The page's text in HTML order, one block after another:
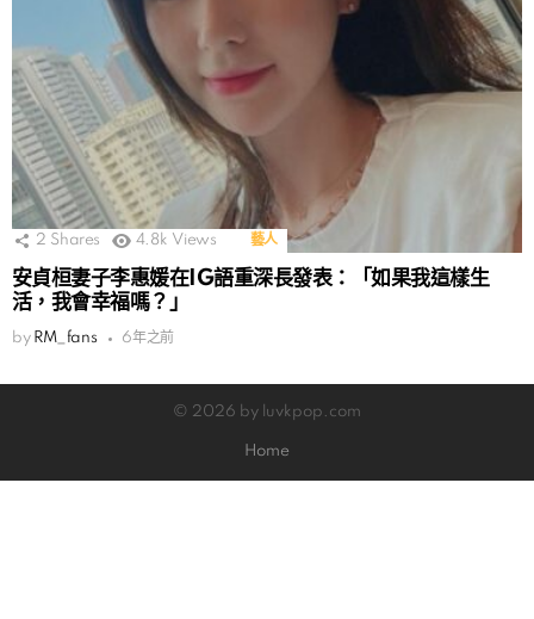
2 Shares 4.8k Views 藝人
安貞桓妻子李惠媛在IG語重深長發表：「如果我這樣生
活，我會幸福嗎？」
by RM_fans 6年之前
© 2026 by luvkpop.com
Home